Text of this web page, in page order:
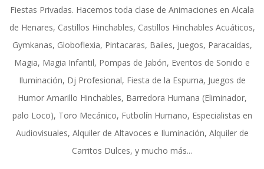
Fiestas Privadas. Hacemos toda clase de Animaciones en Alcala
de Henares, Castillos Hinchables, Castillos Hinchables Acuáticos,
Gymkanas, Globoflexia, Pintacaras, Bailes, Juegos, Paracaídas,
Magia, Magia Infantil, Pompas de Jabón, Eventos de Sonido e
Iluminación, Dj Profesional, Fiesta de la Espuma, Juegos de
Humor Amarillo Hinchables, Barredora Humana (Eliminador,
palo Loco), Toro Mecánico, Futbolín Humano, Especialistas en
Audiovisuales, Alquiler de Altavoces e Iluminación, Alquiler de
Carritos Dulces, y mucho más...